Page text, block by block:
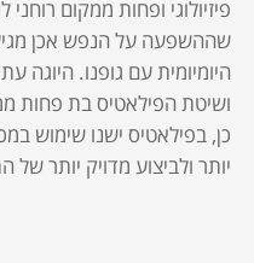
פיזיולוגי ופחות ממקום
שההשפעה על הנפש אכן
היומיומית עם גופנו. היוגה
ושיטת הפילאטיס בת פחות
כן, בפילאטיס ישנו שימוש
יותר ולביצוע מדויק יותר של